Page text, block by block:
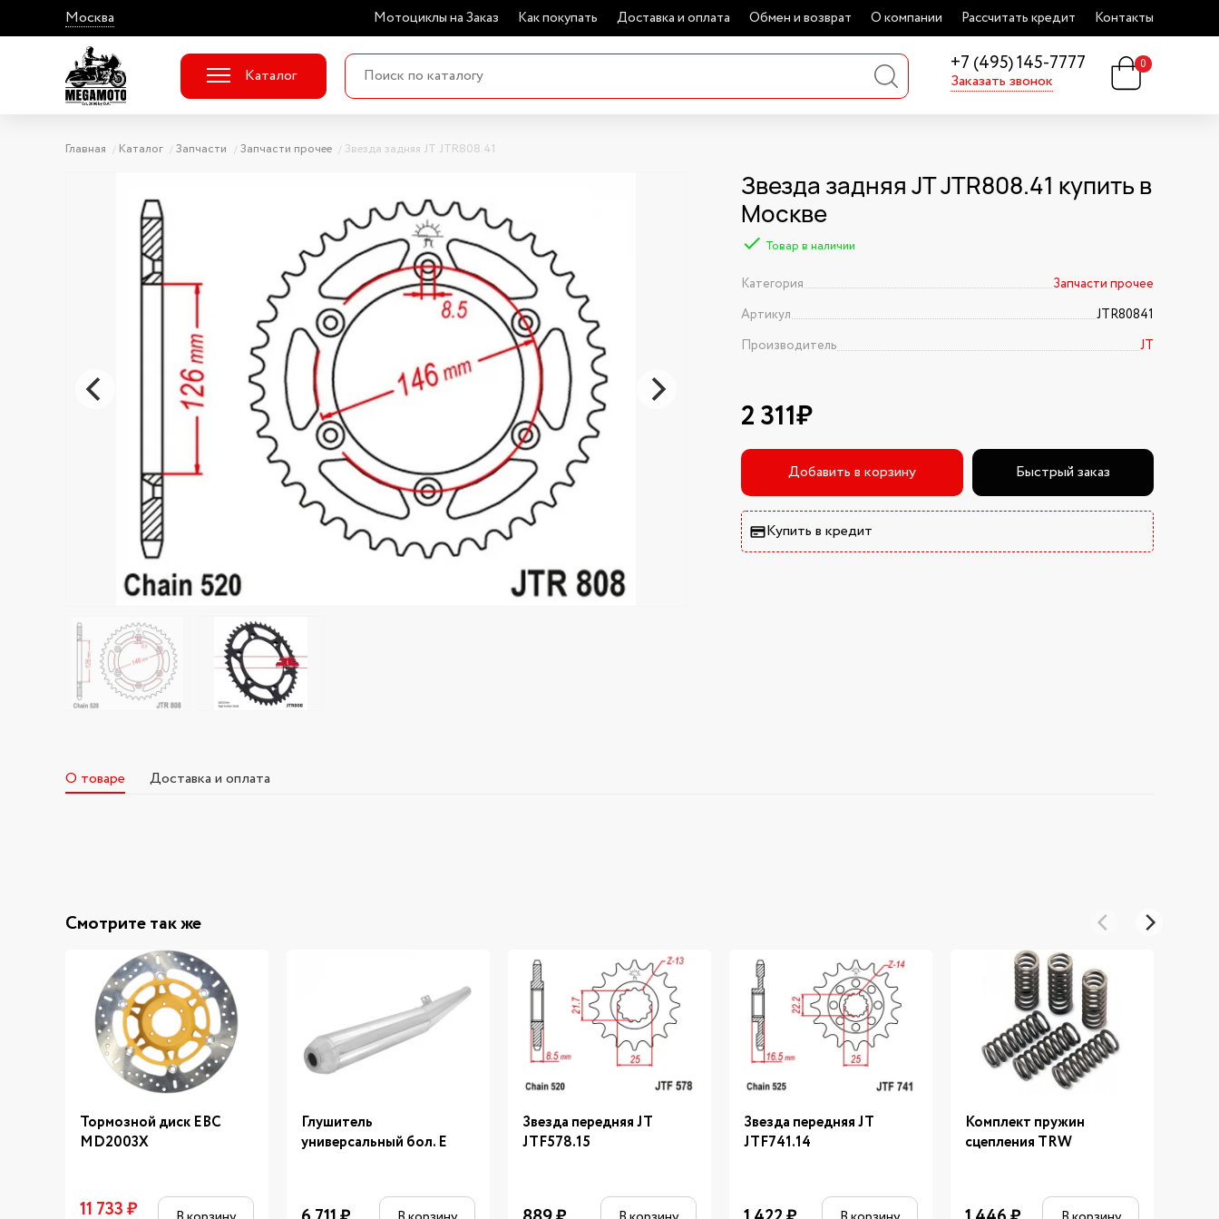
Москва Мотоциклы на Заказ Как покупать Доставка и оплата Обмен и возврат О компании Рассчитать кредит Контакты
+7 (495) 145-7777
Заказать звонок
Каталог
0
Главная Каталог Запчасти Запчасти прочее Звезда задняя JT JTR808.41
Звезда задняя JT JTR808.41 купить в
Москве
Товар в наличии
Категория
Запчасти прочее
Артикул
JTR80841
Производитель
JT
2 311₽
Добавить в корзину Быстрый заказ
Купить в кредит
О товаре Доставка и оплата
Смотрите так же
Тормозной диск EBC
MD2003X
11 733₽
Глушитель
универсальный бол. E
Звезда передняя JT
JTF578.15
Звезда передняя JT
JTF741.14
Комплект пружин
сцепления TRW